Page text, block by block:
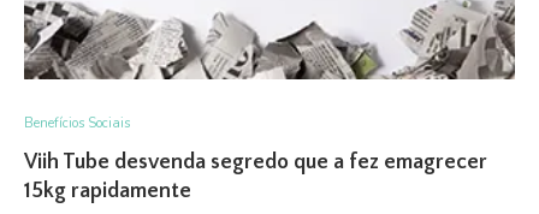
Benefícios Sociais
Viih Tube desvenda segredo que a fez emagrecer
15kg rapidamente